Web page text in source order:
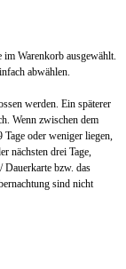
Warenkorb ausgewählt.
abwählen.
werden. Ein späterer
Wenn zwischen dem
oder weniger liegen,
nächsten drei Tage,
bzw. das
sind nicht